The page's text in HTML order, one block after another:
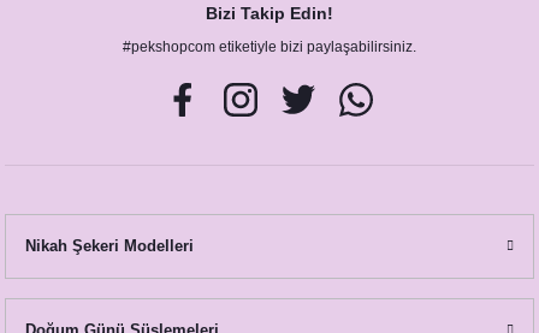
Bizi Takip Edin!
#pekshopcom etiketiyle bizi paylaşabilirsiniz.
Nikah Şekeri Modelleri